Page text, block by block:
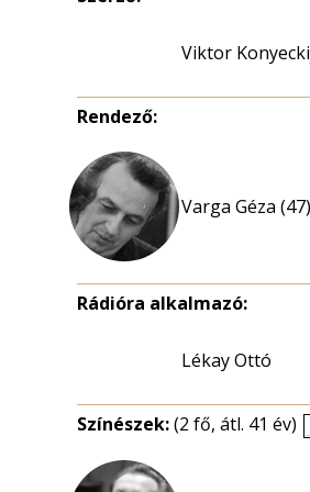
Viktor
Rendező:
Varga Géza (47)
Rádióra alkalmazó:
Lékay Ottó
Színészek:(2 fő, átl. 41 év)